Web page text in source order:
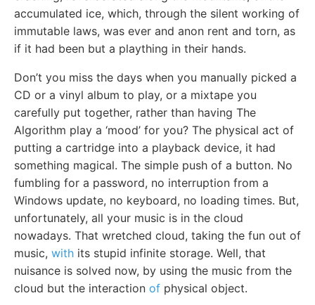
accumulated ice, which, through the silent working of
immutable laws, was ever and anon rent and torn, as
if it had been but a plaything in their hands.
Don’t you miss the days when you manually picked a
CD or a vinyl album to play, or a mixtape you
carefully put together, rather than having The
Algorithm play a ‘mood’ for you? The physical act of
putting a cartridge into a playback device, it had
something magical. The simple push of a button. No
fumbling for a password, no interruption from a
Windows update, no keyboard, no loading times. But,
unfortunately, all your music is in the cloud
nowadays. That wretched cloud, taking the fun out of
music, with its stupid infinite storage. Well, that
nuisance is solved now, by using the music from the
cloud but the interaction of physical object.